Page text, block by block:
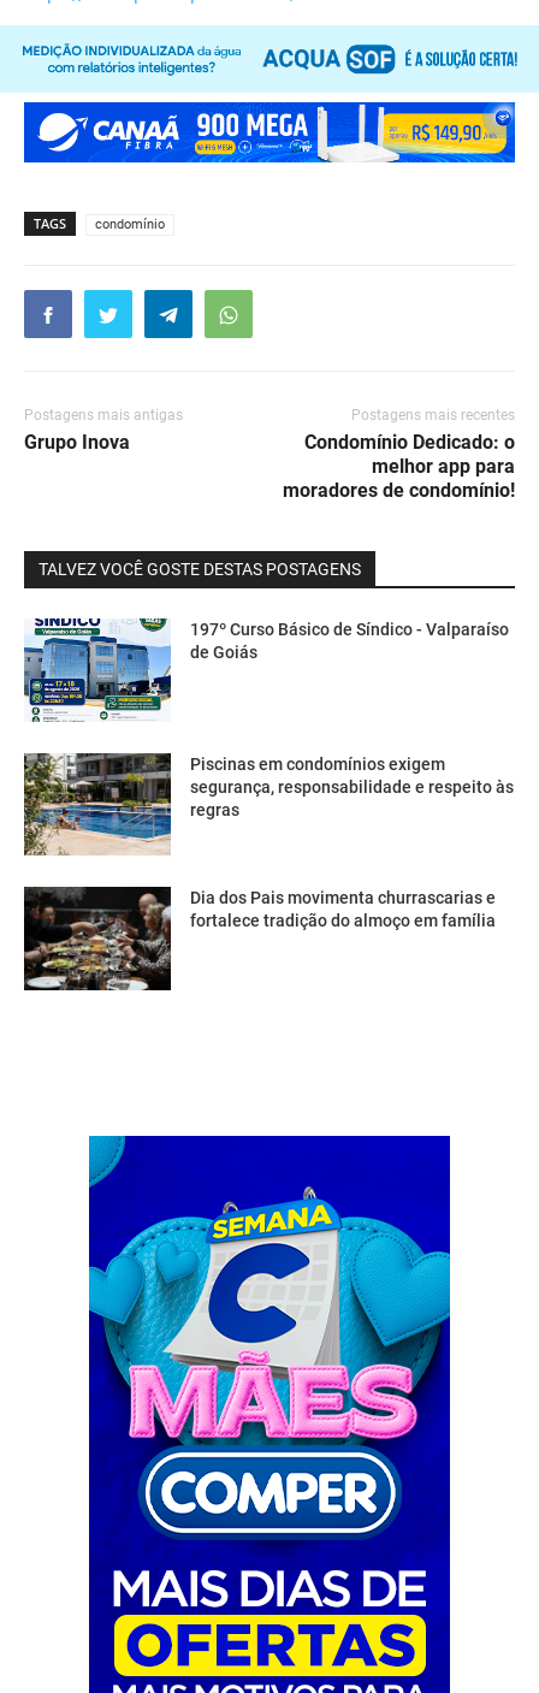
TAGS condomínio
Postagens mais antigas
Grupo Inova
Postagens mais recentes
Condomínio Dedicado: o
melhor app para
moradores de condomínio!
TALVEZ VOCÊ GOSTE DESTAS POSTAGENS
197º Curso Básico de Síndico - Valparaíso
de Goiás
Piscinas em condomínios exigem
segurança, responsabilidade e respeito às
regras
Dia dos Pais movimenta churrascarias e
fortalece tradição do almoço em família